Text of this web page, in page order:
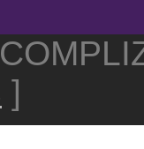
]